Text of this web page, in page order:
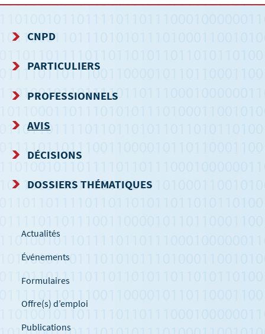
MENU
DE
NAVIGATION
CNPD
PARTICULIERS
PROFESSIONNELS
AVIS
DÉCISIONS
DOSSIERS THÉMATIQUES
Actualités
Événements
Formulaires
Offre(s) d’emploi
Publications